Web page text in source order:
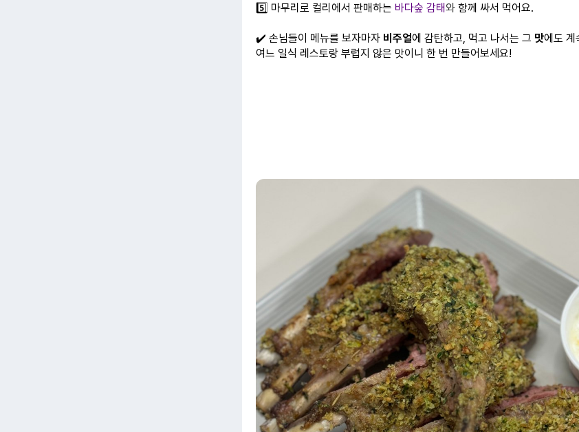
5️⃣ 마무리로 컬리에서 판매하는 바다숲 감태와 함께 싸서 먹어요.
✔️ 손님들이 메뉴를 보자마자 비주얼에 감탄하고, 먹고 나서는 그 맛에도 계
여느 일식 레스토랑 부럽지 않은 맛이니 한 번 만들어보세요!